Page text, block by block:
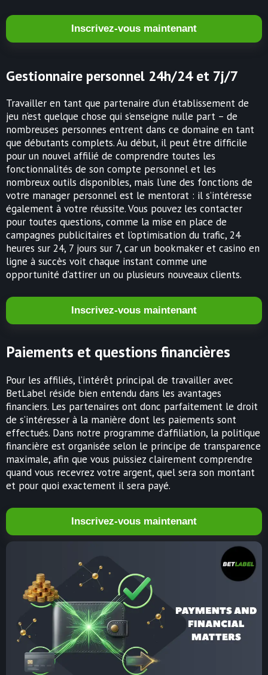
Inscrivez-vous maintenant
Gestionnaire personnel 24h/24 et 7j/7
Travailler en tant que partenaire d’un établissement de
jeu n’est quelque chose qui s’enseigne nulle part – de
nombreuses personnes entrent dans ce domaine en tant
que débutants complets. Au début, il peut être difficile
pour un nouvel affilié de comprendre toutes les
fonctionnalités de son compte personnel et les
nombreux outils disponibles, mais l’une des fonctions de
votre manager personnel est le mentorat : il s’intéresse
également à votre réussite. Vous pouvez les contacter
pour toutes questions, comme la mise en place de
campagnes publicitaires et l’optimisation du trafic, 24
heures sur 24, 7 jours sur 7, car un bookmaker et casino en
ligne à succès voit chaque instant comme une
opportunité d’attirer un ou plusieurs nouveaux clients.
Inscrivez-vous maintenant
Paiements et questions financières
Pour les affiliés, l’intérêt principal de travailler avec
BetLabel réside bien entendu dans les avantages
financiers. Les partenaires ont donc parfaitement le droit
de s’intéresser à la manière dont les paiements sont
effectués. Dans notre programme d’affiliation, la politique
financière est organisée selon le principe de transparence
maximale, afin que vous puissiez clairement comprendre
quand vous recevrez votre argent, quel sera son montant
et pour quoi exactement il sera payé.
Inscrivez-vous maintenant